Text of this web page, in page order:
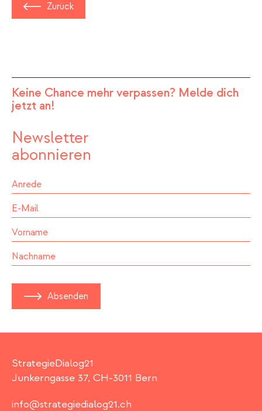
Zurück
Keine Chance mehr verpassen? Melde dich
jetzt an!
Newsletter
abonnieren
Absenden
StrategieDialog21
Junkerngasse 37, CH-3011 Bern
info@strategiedialog21.ch